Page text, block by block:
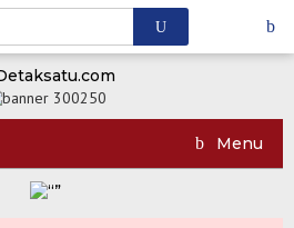
Menu